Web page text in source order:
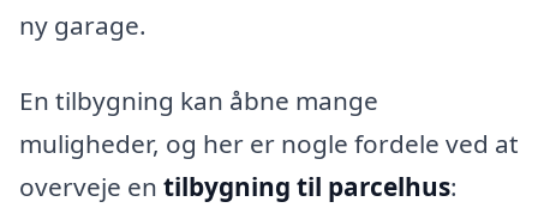
ny garage.
En tilbygning kan åbne mange
muligheder, og her er nogle fordele ved at
overveje en tilbygning til parcelhus: